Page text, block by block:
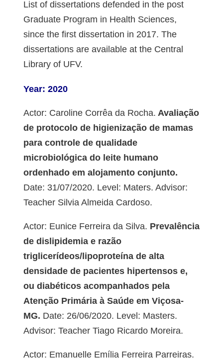
List of dissertations defended in the post
Graduate Program in Health Sciences,
since the first dissertation in 2017. The
dissertations are available at the Central
Library of UFV.
Year: 2020
Actor: Caroline Corrêa da Rocha. Avaliação
de protocolo de higienização de mamas
para controle de qualidade
microbiológica do leite humano
ordenhado em alojamento conjunto.
Date: 31/07/2020. Level: Maters. Advisor:
Teacher Silvia Almeida Cardoso.
Actor: Eunice Ferreira da Silva. Prevalência
de dislipidemia e razão
triglicerídeos/lipoproteína de alta
densidade de pacientes hipertensos e,
ou diabéticos acompanhados pela
Atenção Primária à Saúde em Viçosa-
MG. Date: 26/06/2020. Level: Masters.
Advisor: Teacher Tiago Ricardo Moreira.
Actor: Emanuelle Emília Ferreira Parreiras.